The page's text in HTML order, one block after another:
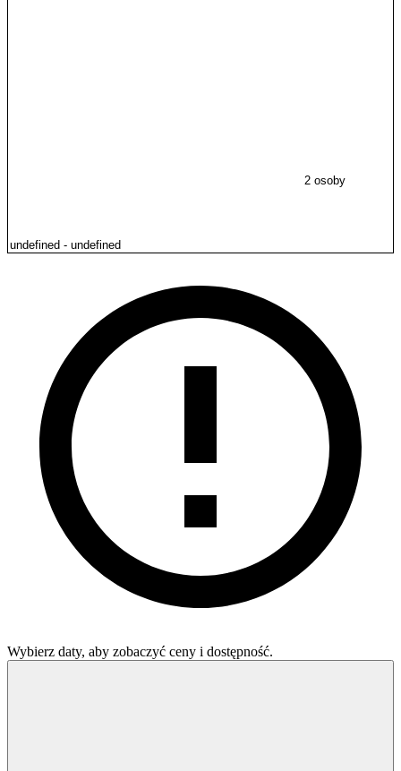
2 osoby
Wybierz daty, aby zobaczyć ceny i dostępność.